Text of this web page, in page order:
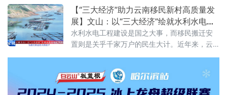
灵秀。待脚步轻叩新台村的那一刻，便懂何
为“明珠缀星”——这座坐拥醴陵之巅的古村，正
是镶嵌在明月镇肌理上，最璀璨动人的那一缕
光。明月镇的高山村落中，彰仙岭、军山早已
声名远播，新台村却似隐于深山的雅士，不事
的静谧。它的独特，先藏在醴陵“屋
【“三大经济”助力云南移民新村高质量发
展】文山：以“三大经济”绘就水利水电移
民幸福新图景
水利水电工程建设是国之大事，而移民搬迁安
置则是关乎千家万户的民生大计。近年来，云
南省文山壮族苗族自治州紧紧围绕全省“三大经
济”战略部署，将大中型水利水电移民搬迁安置
与县域产业升级深度融合，不仅让移民群众“搬
得出、稳得住”，更走出了一条具有边境特色的